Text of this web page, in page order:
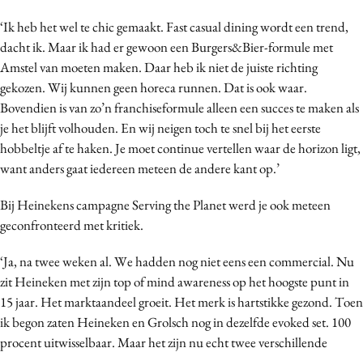
‘Ik heb het wel te chic gemaakt. Fast casual dining wordt een trend,
dacht ik. Maar ik had er gewoon een Burgers&Bier-formule met
Amstel van moeten maken. Daar heb ik niet de juiste richting
gekozen. Wij kunnen geen horeca runnen. Dat is ook waar.
Bovendien is van zo’n franchiseformule alleen een succes te maken als
je het blijft volhouden. En wij neigen toch te snel bij het eerste
hobbeltje af te haken. Je moet continue vertellen waar de horizon ligt,
want anders gaat iedereen meteen de andere kant op.’
Bij Heinekens campagne Serving the Planet werd je ook meteen
geconfronteerd met kritiek.
‘Ja, na twee weken al. We hadden nog niet eens een commercial. Nu
zit Heineken met zijn top of mind awareness op het hoogste punt in
15 jaar. Het marktaandeel groeit. Het merk is hartstikke gezond. Toen
ik begon zaten Heineken en Grolsch nog in dezelfde evoked set. 100
procent uitwisselbaar. Maar het zijn nu echt twee verschillende